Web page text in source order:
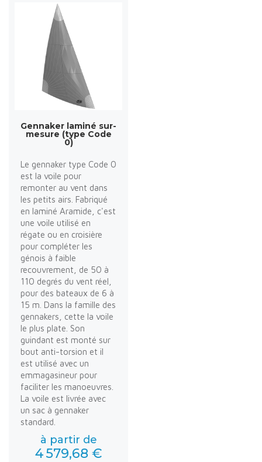
Gennaker laminé sur-
mesure (type Code
0)
Le gennaker type Code 0
est la voile pour
remonter au vent dans
les petits airs. Fabriqué
en laminé Aramide, c'est
une voile utilisé en
régate ou en croisière
pour compléter les
génois à faible
recouvrement, de 50 à
110 degrés du vent réel,
pour des bateaux de 6 à
15 m. Dans la famille des
gennakers, cette la voile
le plus plate. Son
guindant est monté sur
bout anti-torsion et il
est utilisé avec un
emmagasineur pour
faciliter les manoeuvres.
La voile est livrée avec
un sac à gennaker
standard.
à partir de
4 579,68 €